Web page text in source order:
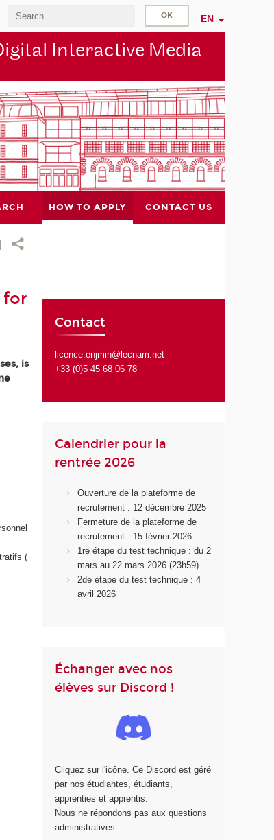
EN
Interactive Media
HOW TO APPLY CONTACT US
for
is
(
Contact
licence.enjmin@lecnam.net
+33 (0)5 45 68 06 78
Calendrier pour la
rentrée 2026
Ouverture de la plateforme de
recrutement : 12 décembre 2025
Fermeture de la plateforme de
recrutement : 15 février 2026
1re étape du test technique : du 2
mars au 22 mars 2026 (23h59)
2de étape du test technique : 4
avril 2026
Échanger avec nos
élèves sur Discord !
Cliquez sur l'icône. Ce Discord est géré
par nos étudiantes, étudiants,
apprenties et apprentis.
Nous ne répondons pas aux questions
administratives.